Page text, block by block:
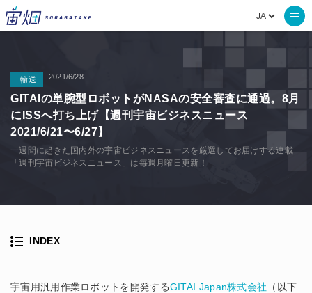
輸送 2021/6/28
GITAIの単腕型ロボットがNASAの安全審査に通過。8月
にISSへ打ち上げ【週刊宇宙ビジネスニュース
2021/6/21〜6/27】
一週間に起きた国内外の宇宙ビジネスニュースを厳選してお届けする連載
「週刊宇宙ビジネスニュース」は毎週月曜日更新！
宇宙用汎用作業ロボットを開発するGITAI Japan株式会社 （以下
INDEX